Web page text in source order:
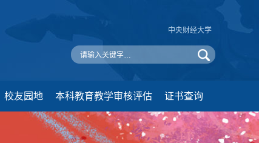
中央财经大学
校友园地 本科教育教学审核评估 证书查询